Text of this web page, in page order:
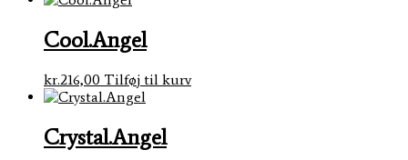
Cool.Angel
kr.216,00 Tilføj til kurv
Crystal.Angel